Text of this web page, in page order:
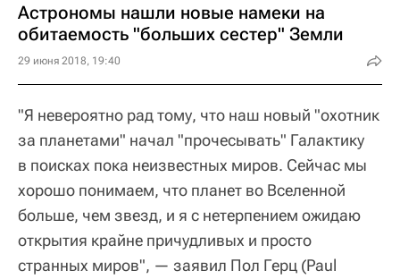
Астрономы нашли новые намеки на
обитаемость "больших сестер" Земли
29 июня 2018, 19:40
"Я невероятно рад тому, что наш новый "охотник
за планетами" начал "прочесывать" Галактику
в поисках пока неизвестных миров. Сейчас мы
хорошо понимаем, что планет во Вселенной
больше, чем звезд, и я с нетерпением ожидаю
открытия крайне причудливых и просто
странных миров", — заявил Пол Герц (Paul